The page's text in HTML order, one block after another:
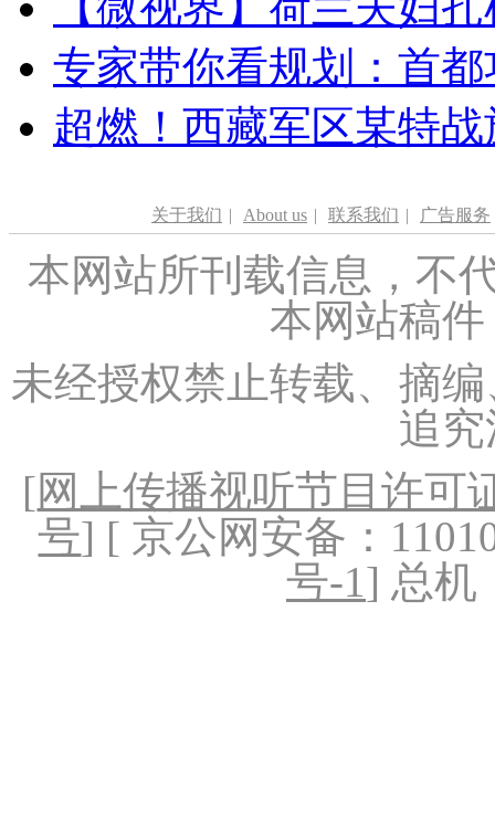
专家带你看规划：首
超燃！西藏军区某特
关于我们 | About us | 联系我们 | 广告服务
本网站所刊载信息，不
本网站稿
未经授权禁止转载、摘
追
[网上传播视听节目许可
号] [ 京公网安备：
号-1] 总机